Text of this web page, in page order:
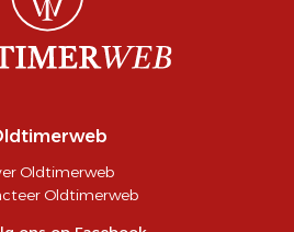
Oldtimerweb
Oldtimerweb